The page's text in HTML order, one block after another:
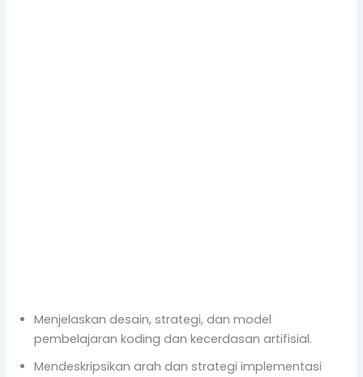
Menjelaskan desain, strategi, dan model
pembelajaran koding dan kecerdasan artifisial.
Mendeskripsikan arah dan strategi implementasi